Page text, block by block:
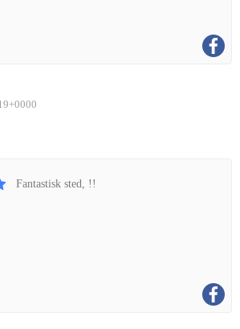
Fantastisk sted, !!